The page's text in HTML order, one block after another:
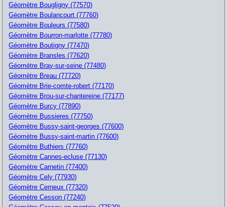
Géomètre Bougligny (77570)
Géomètre Boulancourt (77760)
Géomètre Bouleurs (77580)
Géomètre Bourron-marlotte (77780)
Géomètre Boutigny (77470)
Géomètre Bransles (77620)
Géomètre Bray-sur-seine (77480)
Géomètre Breau (77720)
Géomètre Brie-comte-robert (77170)
Géomètre Brou-sur-chantereine (77177)
Géomètre Burcy (77890)
Géomètre Bussieres (77750)
Géomètre Bussy-saint-georges (77600)
Géomètre Bussy-saint-martin (77600)
Géomètre Buthiers (77760)
Géomètre Cannes-ecluse (77130)
Géomètre Carnetin (77400)
Géomètre Cely (77930)
Géomètre Cerneux (77320)
Géomètre Cesson (77240)